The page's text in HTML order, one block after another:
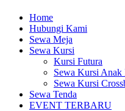
Home
Hubungi Kami
Sewa Meja
Sewa Kursi
Kursi Futura
Sewa Kursi Anak
Sewa Kursi
Sewa Tenda
EVENT TERBARU